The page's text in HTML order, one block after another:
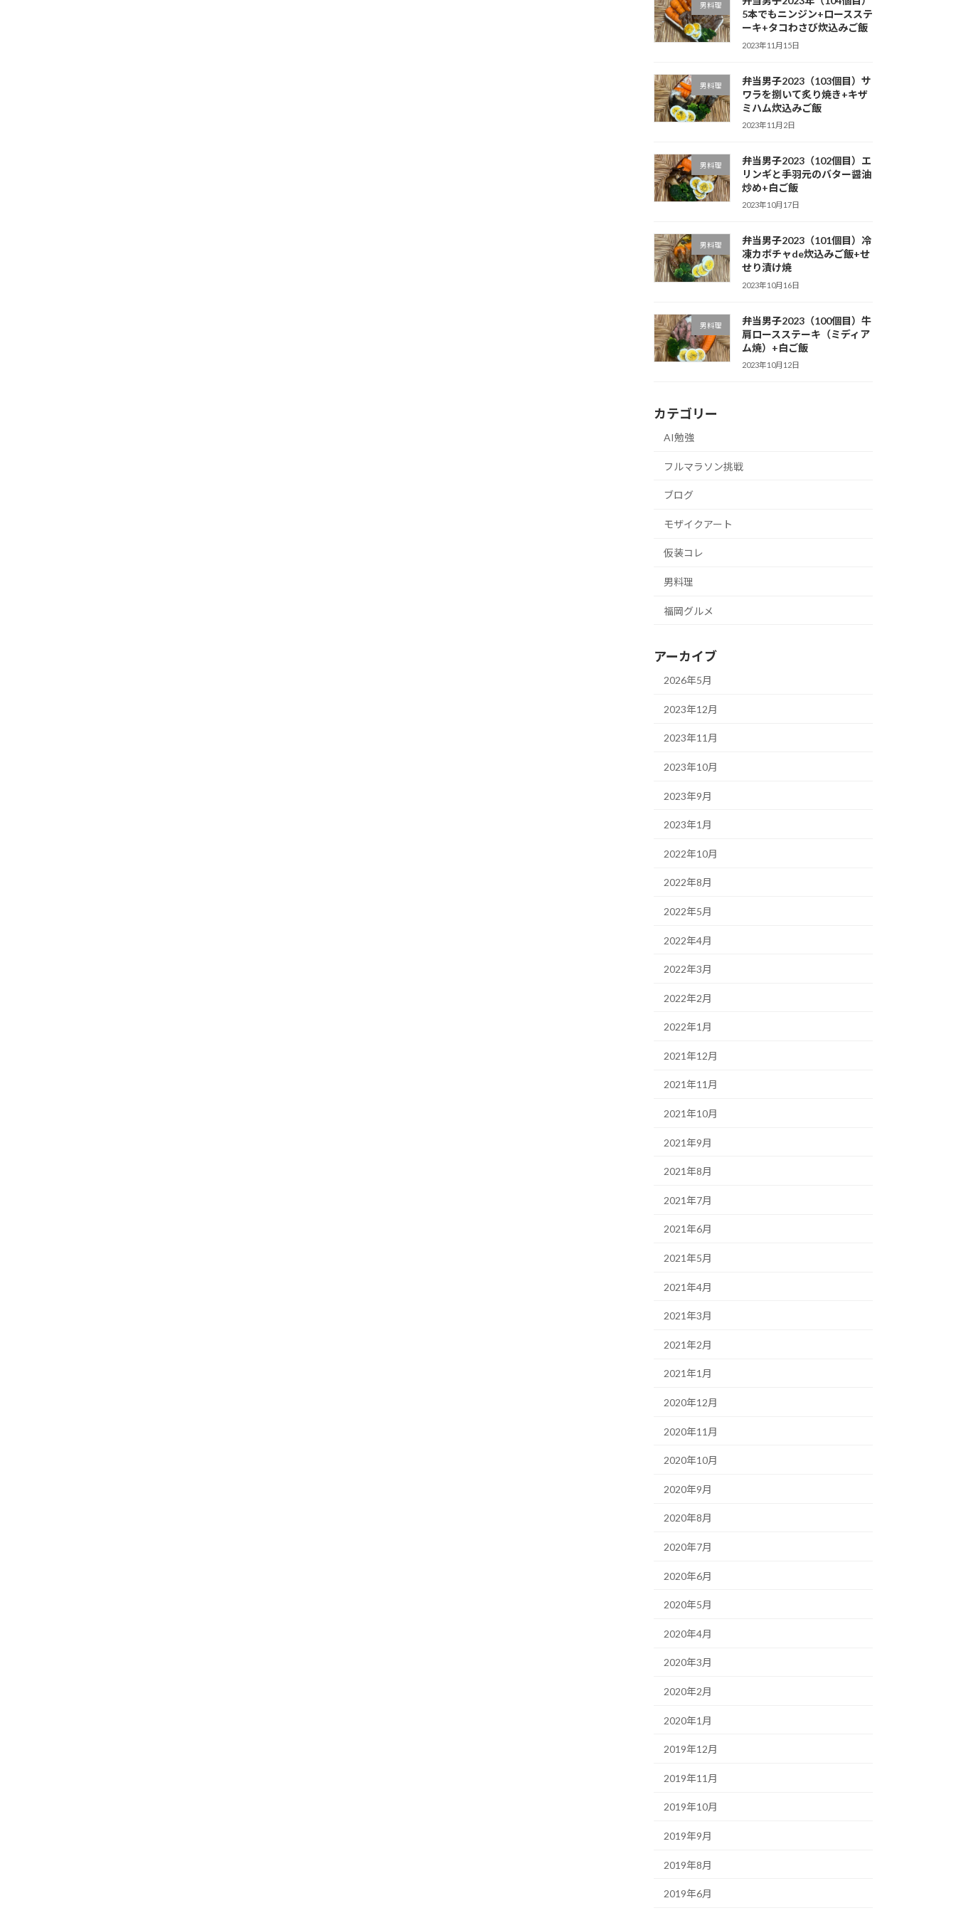
男料理
5本でもニンジン+ロースステ
ーキ+タコわさび炊込みご飯
2023年11月15日
男料理
弁当男子2023（103個目）サ
ワラを捌いて炙り焼き+キザ
ミハム炊込みご飯
2023年11月2日
男料理
弁当男子2023（102個目）エ
リンギと手羽元のバター醤油
炒め+白ご飯
2023年10月17日
男料理
弁当男子2023（101個目）冷
凍カボチャde炊込みご飯+せ
せり漬け焼
2023年10月16日
男料理
弁当男子2023（100個目）牛
肩ロースステーキ（ミディア
ム焼）+白ご飯
2023年10月12日
カテゴリー
AI勉強
フルマラソン挑戦
ブログ
モザイクアート
仮装コレ
男料理
福岡グルメ
アーカイブ
2026年5月
2023年12月
2023年11月
2023年10月
2023年9月
2023年1月
2022年10月
2022年8月
2022年5月
2022年4月
2022年3月
2022年2月
2022年1月
2021年12月
2021年11月
2021年10月
2021年9月
2021年8月
2021年7月
2021年6月
2021年5月
2021年4月
2021年3月
2021年2月
2021年1月
2020年12月
2020年11月
2020年10月
2020年9月
2020年8月
2020年7月
2020年6月
2020年5月
2020年4月
2020年3月
2020年2月
2020年1月
2019年12月
2019年11月
2019年10月
2019年9月
2019年8月
2019年6月